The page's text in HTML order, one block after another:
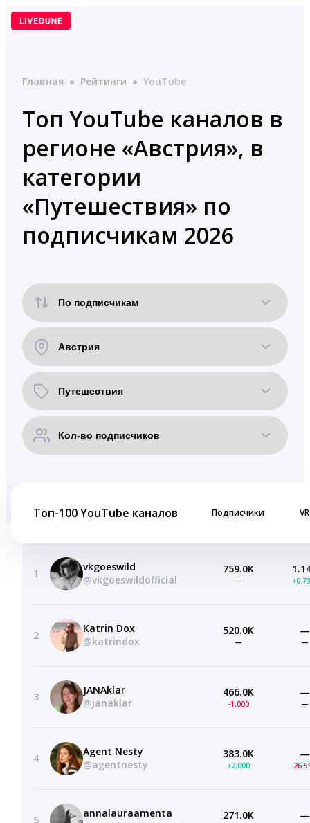
Перейти
Главная ● Рейтинги ● YouTube
Топ YouTube каналов в
регионе «Австрия», в
категории
«Путешествия» по
подписчикам 2026
Топ-100 YouTube каналов Подписчики VR
1
vkgoeswild
@vkgoeswildofficial
759.0K
—
2
Katrin Dox
@katrindox
520.0K
—
—
—
3
JANAklar
@janaklar
466.0K
-1,000
—
—
4
Agent Nesty
@agentnesty
383.0K
+2,000
—
-
5
annalauraamenta
271.0K —